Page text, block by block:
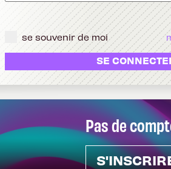
Pas de
se souvenir de moi
SE